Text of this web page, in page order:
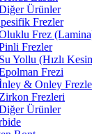
Ürünler
Frezler
Frez
Frezler
Su Yollu (Hızlı
Frezi
& Onley
Zirkon Frezleri
Ürünler